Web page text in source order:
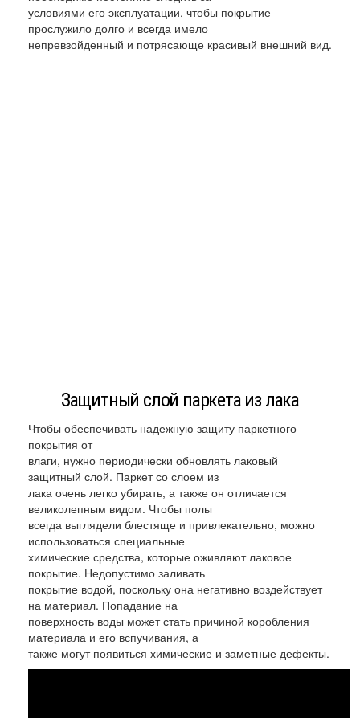
условиями его эксплуатации, чтобы покрытие
прослужило долго и всегда имело
непревзойденный и потрясающе красивый внешний вид.
Защитный слой паркета из лака
Чтобы обеспечивать надежную защиту паркетного
покрытия от
влаги, нужно периодически обновлять лаковый
защитный слой. Паркет со слоем из
лака очень легко убирать, а также он отличается
великолепным видом. Чтобы полы
всегда выглядели блестяще и привлекательно, можно
использоваться специальные
химические средства, которые оживляют лаковое
покрытие. Недопустимо заливать
покрытие водой, поскольку она негативно воздействует
на материал. Попадание на
поверхность воды может стать причиной коробления
материала и его вспучивания, а
также могут появиться химические и заметные дефекты.